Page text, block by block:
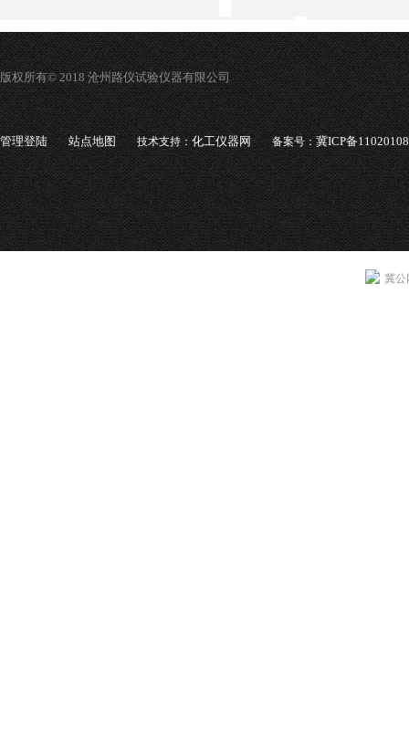
版权所有© 2018 沧州路仪试验仪器有限公司
管理登陆 站点地图 技术支持：化工仪器网 备案号：冀ICP备
冀公